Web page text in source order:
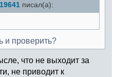
писал(а):
и проверить?
что не выходит за
не приводит к